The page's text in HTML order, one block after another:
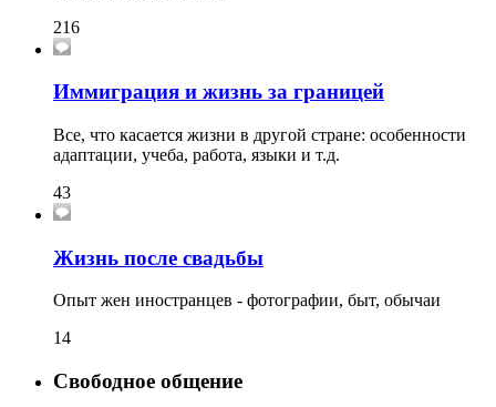
216
Иммиграция и жизнь за границей
Все, что касается жизни в другой стране: особенности
адаптации, учеба, работа, языки и т.д.
43
Жизнь после свадьбы
Опыт жен иностранцев - фотографии, быт, обычаи
14
Свободное общение